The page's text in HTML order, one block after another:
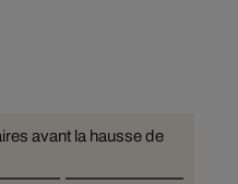
avant la hausse de